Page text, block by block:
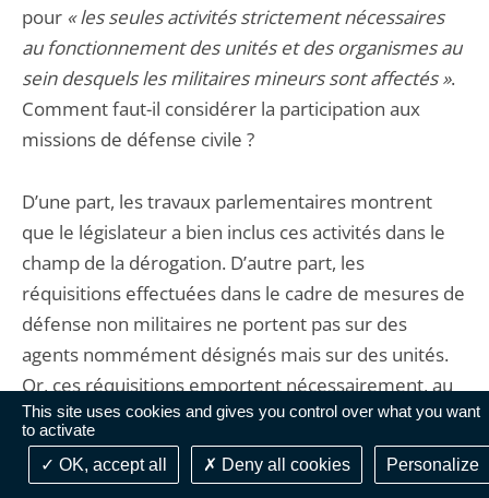
This site uses cookies and gives you control over what you want
to activate
OK, accept all
Deny all cookies Personalize
pour « les seules activités strictement nécessaires
au fonctionnement des unités et des organismes au
sein desquels les militaires mineurs sont affectés ».
Comment faut-il considérer la participation aux
missions de défense civile ?
D’une part, les travaux parlementaires montrent
que le législateur a bien inclus ces activités dans le
champ de la dérogation. D’autre part, les
réquisitions effectuées dans le cadre de mesures de
défense non militaires ne portent pas sur des
agents nommément désignés mais sur des unités.
Or, ces réquisitions emportent nécessairement, au
regard des effectifs militaire requis, des impacts sur
le fonctionnement des unités et organismes
considérés. Il en résulte qu’une réquisition dans le